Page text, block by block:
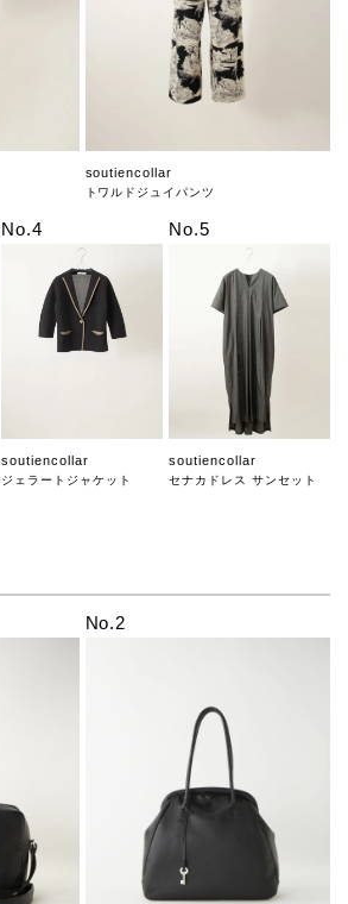
soutiencollar
トワルドジュイパンツ
No.4
soutiencollar
ジェラートジャケット
No.5
soutiencollar
セナカドレス サンセット
No.2